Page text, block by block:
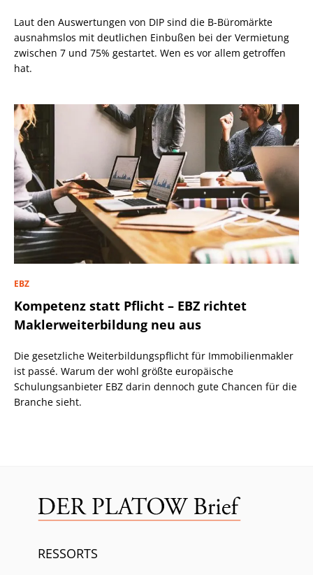
Laut den Auswertungen von DIP sind die B-Büromärkte
ausnahmslos mit deutlichen Einbußen bei der Vermietung
zwischen 7 und 75% gestartet. Wen es vor allem getroffen
hat.
EBZ
Kompetenz statt Pflicht – EBZ richtet
Maklerweiterbildung neu aus
Die gesetzliche Weiterbildungspflicht für Immobilienmakler
ist passé. Warum der wohl größte europäische
Schulungsanbieter EBZ darin dennoch gute Chancen für die
Branche sieht.
RESSORTS